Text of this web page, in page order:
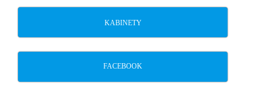
KABINETY
FACEBOOK